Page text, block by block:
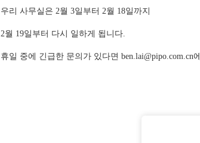
우리 사무실은 2월 3일부터 2월 18일까지
2월 19일부터 다시 일하게 됩니다.
휴일 중에 긴급한 문의가 있다면 ben.lai@pipo.com.cn